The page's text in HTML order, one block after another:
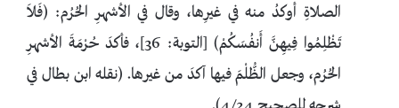
الصلاةِ أوكدُ منه في غيرِها، وقال في الأشهرِ الحُرُم: (فَلاَ
تَظْلِمُوا فِيهِنَّ أَنفُسَكُمْ) [التوبة: 36]، فأكدَ حُرْمَةَ الأشهرِ
الحُرُم، وجعل الظُّلْمَ فيها آكدَ من غيرها. (نقله ابن بطال في